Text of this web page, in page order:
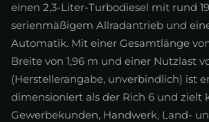
einen 2,3-Liter-Turbodiesel mit rund
serienmäßigem Allradantrieb und
Automatik. Mit einer Gesamtlänge
Breite von 1,96 m und einer Nutzlast
(Herstellerangabe, unverbindlich) ist
dimensioniert als der Rich 6 und zielt
Gewerbekunden, Handwerk, Land-